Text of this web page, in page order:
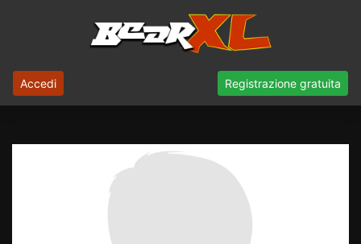
Accedi Registrazione gratuita